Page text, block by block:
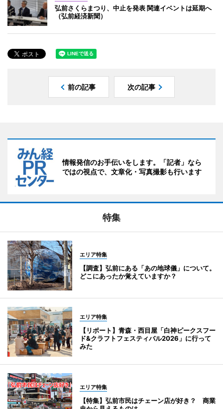
弘前さくらまつり、中止を発表 関連イベントは延期へ
（弘前経済新聞）
前の記事 次の記事
情報発信のお手伝いをします。「記者」なら
ではの視点で、文章化・写真撮影も行います
特集
エリア特集
【調査】弘前にある「あの地球儀」について。
どこにあったか覚えていますか？
エリア特集
【リポート】青森・西目屋「白神ピークスフー
ド&クラフトフェスティバル2026」に行って
みた
エリア特集
【特集】弘前市民はチェーン店が好き？ 商業